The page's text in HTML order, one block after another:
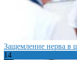
Защемление нерва в
14